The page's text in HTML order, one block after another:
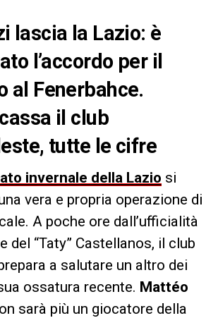
lascia la Lazio: è
l’accordo per il
al Fenerbahce.
il club
tutte le cifre
invernale della Lazio si
vera e propria operazione di
A poche ore dall’ufficialità
del “Taty” Castellanos, il club
a salutare un altro dei
ossatura recente. Mattéo
sarà più un giocatore della